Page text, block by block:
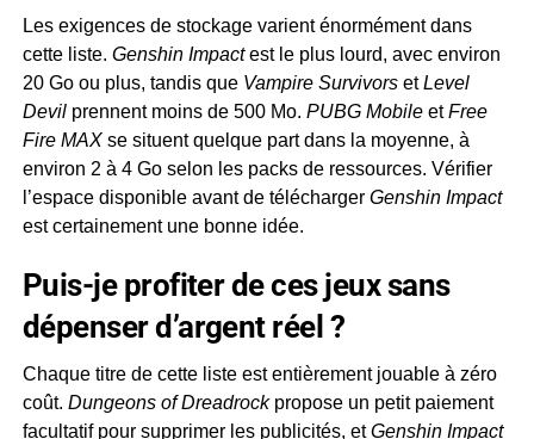
Les exigences de stockage varient énormément dans
cette liste. Genshin Impactest le plus lourd, avec environ
20 Go ou plus, tandis que Vampire SurvivorsetLevel
Devilprennent moins de 500 Mo. PUBG MobileetFree
Fire MAXse situent quelque part dans la moyenne, à
environ 2 à 4 Go selon les packs de ressources. Vérifier
l’espace disponible avant de télécharger Genshin Impact
est certainement une bonne idée.
Puis-je profiter de ces jeux sans
dépenser d’argent réel ?
Chaque titre de cette liste est entièrement jouable à zéro
coût. Dungeons of Dreadrockpropose un petit paiement
facultatif pour supprimer les publicités, etGenshin Impact